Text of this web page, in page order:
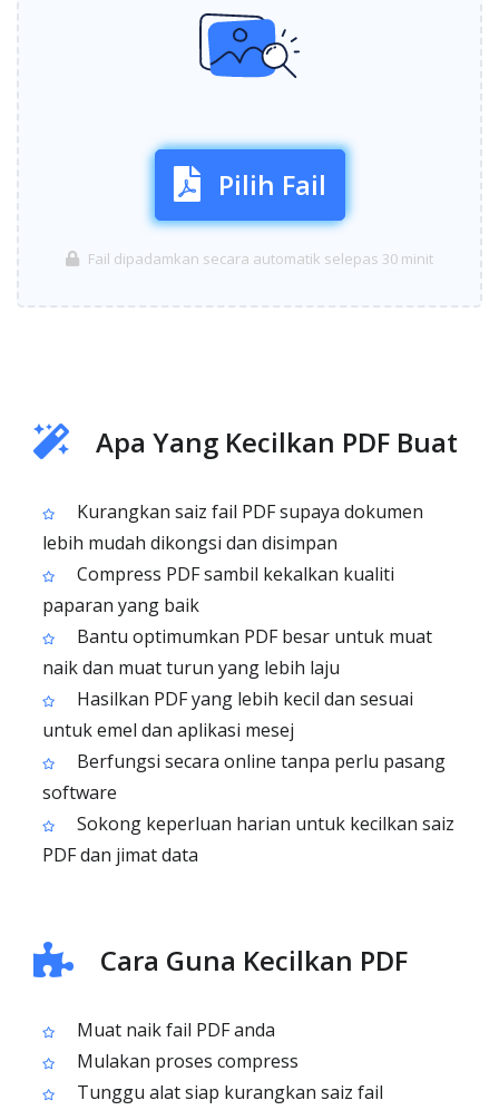
Pilih Fail
Fail dipadamkan secara automatik selepas 30 minit
Apa Yang Kecilkan PDF Buat
Kurangkan saiz fail PDF supaya dokumen
lebih mudah dikongsi dan disimpan
Compress PDF sambil kekalkan kualiti
paparan yang baik
Bantu optimumkan PDF besar untuk muat
naik dan muat turun yang lebih laju
Hasilkan PDF yang lebih kecil dan sesuai
untuk emel dan aplikasi mesej
Berfungsi secara online tanpa perlu pasang
software
Sokong keperluan harian untuk kecilkan saiz
PDF dan jimat data
Cara Guna Kecilkan PDF
Muat naik fail PDF anda
Mulakan proses compress
Tunggu alat siap kurangkan saiz fail